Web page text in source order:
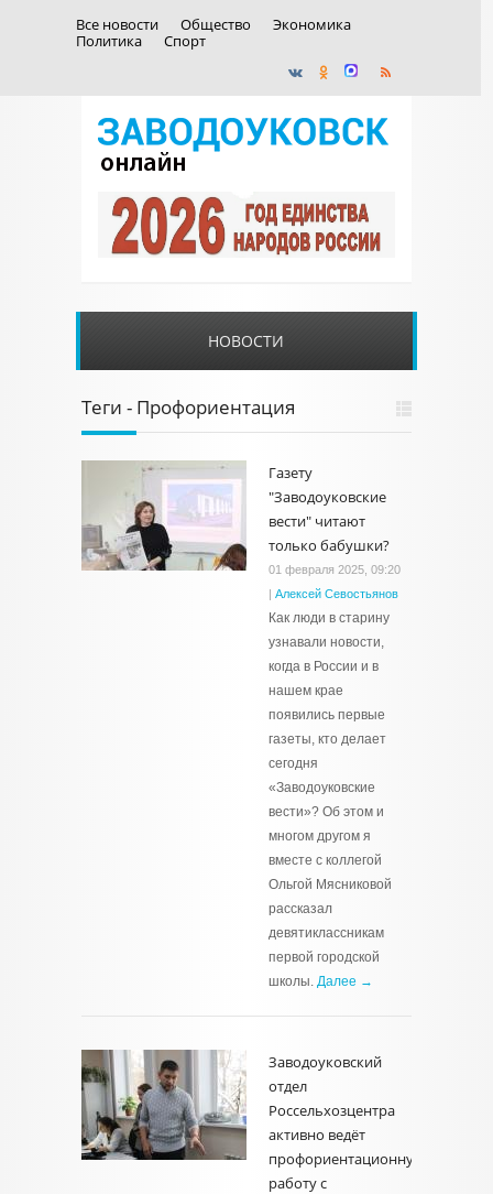
Все новости Общество
Экономика
Политика
Спорт
НОВОСТИ
Теги - Профориентация
Газету
"Заводоуковские
вести" читают
только бабушки?
01 февраля 2025, 09:20
| Алексей Севостьянов
Как люди в старину
узнавали новости,
когда в России и в
нашем крае
появились первые
газеты, кто делает
сегодня
«Заводоуковские
вести»? Об этом и
многом другом я
вместе с коллегой
Ольгой Мясниковой
рассказал
девятиклассникам
первой городской
школы. Далее →
Заводоуковский
отдел
Россельхозцентра
активно ведёт
профориентационную
работу с